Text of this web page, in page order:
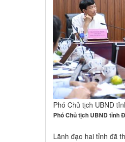
Phó Chủ tịch UBND
Phó Chủ tịch UBND tỉnh
Lãnh đạo hai tỉnh đã